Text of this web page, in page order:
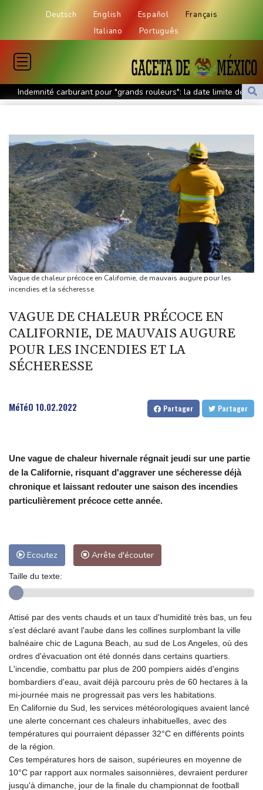
Deutsch English Español
Français
Italiano
Português
Indemnité carburant pour "grands rouleurs": la date limite de
dépôt reportée à fin août
psychologique de la reconstruction mammaire
Amazon fait construire au Texas une immense centrale à gaz
pour ses centres de données
Présidentielle: Gabriel Attal porte plainte, dénonçant une
ingérence russe
Nocturne et amatrice de café: une nouvelle espèce de grenouille
découverte au Costa Rica
Colombie: le président de la Espriella promet de combattre "sans
répit" le narcotrafic
Le rappeur Moha La Squale condamné à deux ans pour des
Colombie: le président de la Espriella promet de combattre "sans
répit le narcoterrorisme"
La justice bloque à nouveau la salle de bal de Trump, qui va
saisir la Cour suprême
Colombie
Vague de chaleur précoce en Californie, de mauvais augure pour les
incendies et la sécheresse
VAGUE DE CHALEUR PRÉCOCE EN
CALIFORNIE, DE MAUVAIS AUGURE
POUR LES INCENDIES ET LA
SÉCHERESSE
MéTéO 10.02.2022 Partager Partager
Une vague de chaleur hivernale régnait jeudi sur une partie
de la Californie, risquant d'aggraver une sécheresse déjà
chronique et laissant redouter une saison des incendies
particulièrement précoce cette année.
Ecoutez Arrête d'écouter
Taille du texte:
Attisé par des vents chauds et un taux d'humidité très bas, un feu
s'est déclaré avant l'aube dans les collines surplombant la ville
balnéaire chic de Laguna Beach, au sud de Los Angeles, où des
ordres d'évacuation ont été donnés dans certains quartiers.
L'incendie, combattu par plus de 200 pompiers aidés d'engins
bombardiers d'eau, avait déjà parcouru près de 60 hectares à la
mi-journée mais ne progressait pas vers les habitations.
En Californie du Sud, les services météorologiques avaient lancé
une alerte concernant ces chaleurs inhabituelles, avec des
températures qui pourraient dépasser 32°C en différents points
de la région.
Ces températures hors de saison, supérieures en moyenne de
10°C par rapport aux normales saisonnières, devraient perdurer
jusqu'à dimanche, jour de la finale du championnat de football